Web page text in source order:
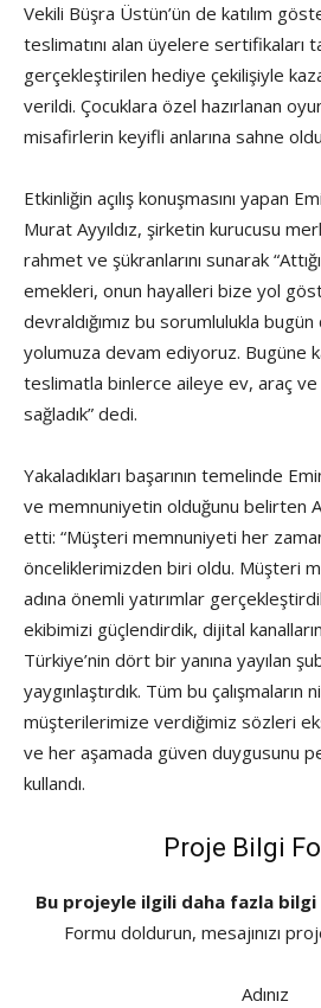
Vekili Büşra Üstün’ün de katılım
teslimatını alan üyelere sertifikaları
gerçekleştirilen hediye çekilişiyle
verildi. Çocuklara özel hazırlanan
misafirlerin keyifli anlarına sahne
Etkinliğin açılış konuşmasını yapan
Murat Ayyıldız, şirketin kurucusu
rahmet ve şükranlarını sunarak
emekleri, onun hayalleri bize yol
devraldığımız bu sorumlulukla
yolumuza devam ediyoruz. Bugüne
teslimatla binlerce aileye ev, araç ve
sağladık” dedi.
Yakaladıkları başarının temelinde
ve memnuniyetin olduğunu belirten
etti: “Müşteri memnuniyeti her
önceliklerimizden biri oldu. Müşteri
adına önemli yatırımlar
ekibimizi güçlendirdik, dijital
Türkiye’nin dört bir yanına yayılan
yaygınlaştırdık. Tüm bu çalışmaların
müşterilerimize verdiğimiz sözleri
ve her aşamada güven duygusunu
kullandı.
Proje Bilgi
Bu projeyle ilgili daha fazla
Formu doldurun, mesajınızı
Adınız